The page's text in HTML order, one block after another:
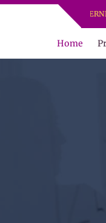
ADY WATER | JERNIHKAN
Home